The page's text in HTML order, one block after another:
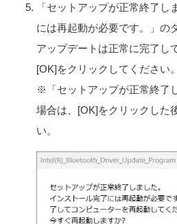
ェアを削除のうえ、許諾ソフ
ストールするためにのみ使用
ます。
第3条 （オープンソース）
対象外ソフトウェアには、①
は無償で公に入手可能なソフ
適用を受けるソフトウェア（
よびその派生物をソースコー
して自由に使用許諾させる義
やGNU Lesser/Library
基づいてライセンスされてい
れに限らない。）（以下「オ
「セットアップが正常終了し
には再起動が必要です。」の
アップデートは正常に完了し
[OK]をクリックしてください
※「セットアップが正常終了
場合は、[OK]をクリックした
い。